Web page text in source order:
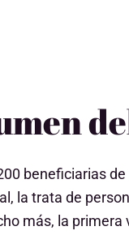
beneficiarias
la trata de
más, la